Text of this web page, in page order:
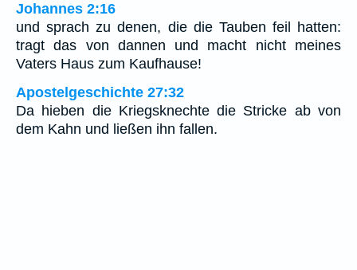
Johannes 2:16
und sprach zu denen, die die Tauben feil hatten:
tragt das von dannen und macht nicht meines
Vaters Haus zum Kaufhause!
Apostelgeschichte 27:32
Da hieben die Kriegsknechte die Stricke ab von
dem Kahn und ließen ihn fallen.